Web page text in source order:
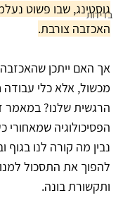
בדידות
גוסטינג, שבו פשוט
האכזבה צורבת.
אך האם ייתכן
מכשול, אלא כלי עבודה
הרגשית שלנו? במאמר
הפסיכולוגיה שמאחורי
נבין מה קורה לנו בגוף
להפוך את התסכול
ותקשורת בונה.